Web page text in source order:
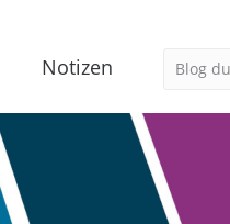
Notizen